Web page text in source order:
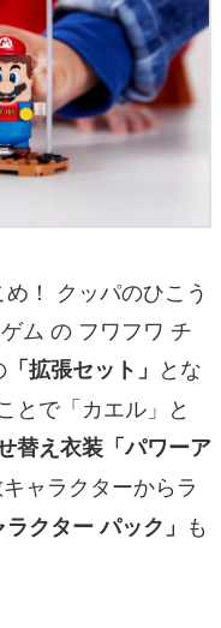
！ クッパのひこう
ム の フワフワ チ
「拡張セット」 とな
とで「カエル」と
替え衣装「パワーア
ャラクターからラ
ラクター パック」 も